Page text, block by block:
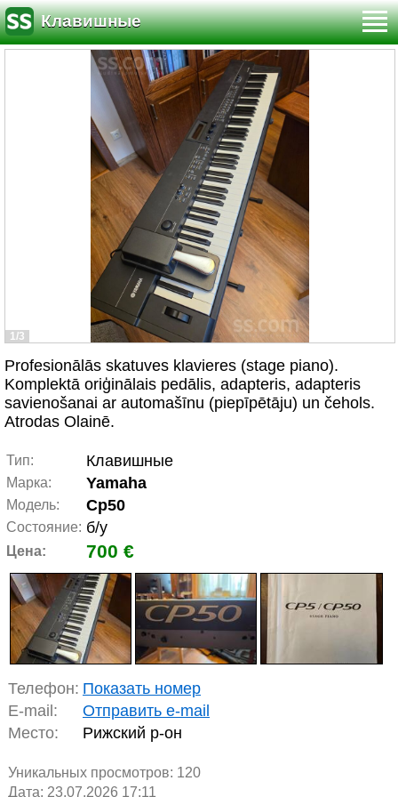
Клавишные
1/3
Profesionālās skatuves klavieres (stage piano).
Komplektā oriģinālais pedālis, adapteris, adapteris
savienošanai ar automašīnu (piepīpētāju) un čehols.
Atrodas Olainē.
Тип: Клавишные
Марка: Yamaha
Модель: Cp50
Состояние: б/у
Цена: 700 €
Телефон: Показать номер
E-mail:
Отправить e-mail
Место:
Рижский р-он
Уникальных просмотров: 120
Дата: 23.07.2026 17:11